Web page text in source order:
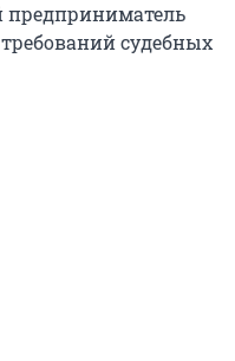
судебных